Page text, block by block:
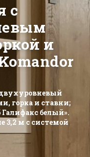
с
и
горка и ставни;
белый».
3,2 м с системой